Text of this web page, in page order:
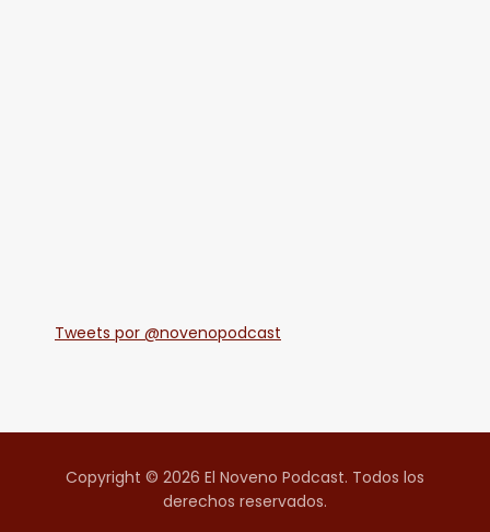
Tweets por @novenopodcast
Copyright © 2026 El Noveno Podcast. Todos los
derechos reservados.